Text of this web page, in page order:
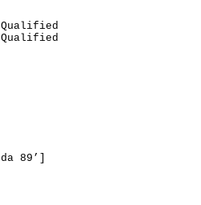
Qualified
Qualified
89’]